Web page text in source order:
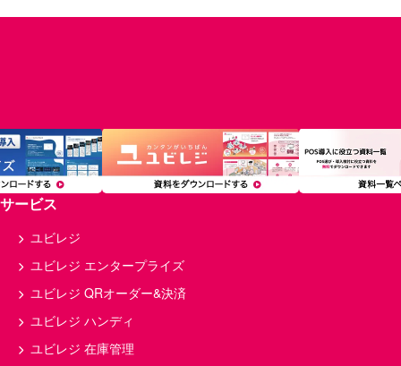
サービス
ユビレジ
ユビレジ エンタープライズ
ユビレジ QRオーダー&決済
ユビレジ ハンディ
ユビレジ 在庫管理